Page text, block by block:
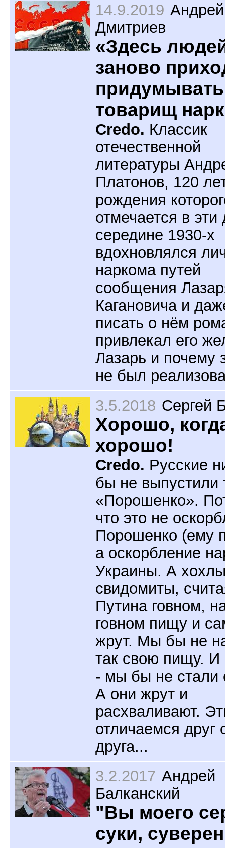
14.9.2019 Андрей
Дмитриев
«Здесь
заново
товарищ
Credo. Классик
отечественной
литературы
Платонов, 120
рождения
отмечается в эти
середине 1930-х
вдохновлялся
наркома путей
сообщения
Кагановича и
писать о нём
привлекал его
Лазарь и почему
не был
3.5.2018 Сергей
Хорошо,
хорошо!
Credo. Русские
бы не выпустили
«Порошенко».
что это не
Порошенко (ему
а оскорбление
Украины. А
свидомиты,
Путина говном,
говном пищу и
жрут. Мы бы не
так свою пищу. И
- мы бы не стали
А они жрут и
расхваливают.
отличаемся друг
друга...
3.2.2017 Андрей
Балканский
"Вы моего
суки,